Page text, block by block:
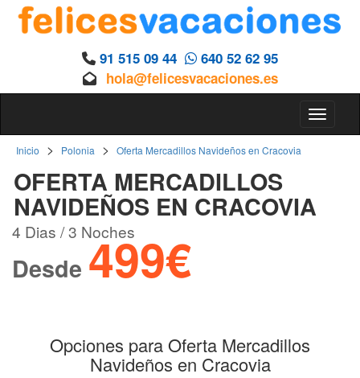
91 515 09 44
640 52 62 95
hola@felicesvacaciones.es
Inicio > Polonia > Oferta Mercadillos Navideños en Cracovia
OFERTA MERCADILLOS
NAVIDEÑOS EN CRACOVIA
4 Dias / 3 Noches
Desde 499€
Opciones para Oferta Mercadillos
Navideños en Cracovia